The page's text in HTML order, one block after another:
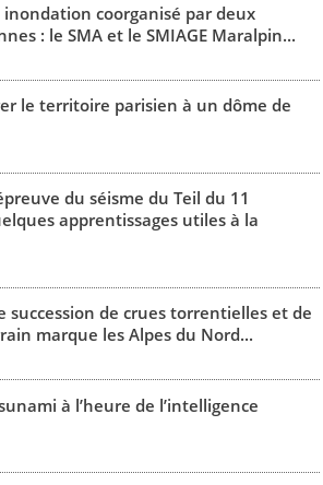
inondation coorganisé par deux
: le SMA et le SMIAGE Maralpin...
le territoire parisien à un dôme de
du séisme du Teil du 11
apprentissages utiles à la
succession de crues torrentielles et de
marque les Alpes du Nord...
à l’heure de l’intelligence